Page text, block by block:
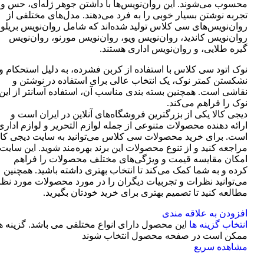
محسوب می‌شوند. این روان‌نویس‌ها با داشتن جوهر ژله‌ای، حس و
تجربه نوشتن بسیار خوبی را به فرد می‌دهند. مدل‌های مختلفی از
روان‌نویس‌های سی کلاس تولید شده‌اند که شامل روان‌نویس
روان‌نویس کاندید، روان‌نویس ویو، روان‌نویس مورنو، روان‌نویس
گیره طلایی، و روان‌نویس اداری هستند.
نوک اتود سی کلاس با استفاده از کربن فشرده، به دلیل استحکام
نشکستن کمتر نوک، یک انتخاب عالی برای استفاده در نوشتن و
نقاشی است. همچنین بسته بندی مناسب آن، استفاده آسانتر از
نوک را فراهم می‌کند.
دیجی کالا یکی از بزرگترین فروشگاه‌های آنلاین در ایران است و
ارائه دهنده محصولات متنوعی از جمله لوازم التحریر و لوازم
است. برای خرید محصولات سی کلاس می‌توانید به سایت دیجی
مراجعه کنید و از تنوع محصولات این برند بهره‌مند شوید. این سایت
امکان مقایسه قیمت و ویژگی‌های مختلف محصولات را فراهم
کرده و به شما کمک می‌کند تا انتخاب بهتری داشته باشید. همچنین
می‌توانید نظرات و تجربیات دیگران را در مورد محصولات مورد
مطالعه کنید تا تصمیم بهتری برای خرید خودتان بگیرید.
افزودن به علاقه مندی
انتخاب گزینه ها این محصول دارای انواع مختلفی می باشد. گزینه
ممکن است در صفحه محصول انتخاب شوند
مشاهده سریع